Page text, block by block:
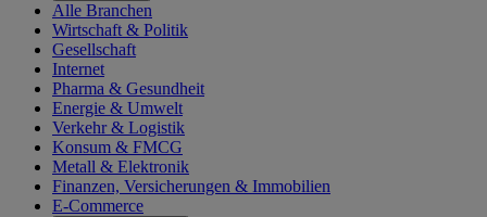
Alle Branchen
Wirtschaft & Politik
Gesellschaft
Internet
Pharma & Gesundheit
Energie & Umwelt
Verkehr & Logistik
Konsum & FMCG
Metall & Elektronik
Finanzen, Versicherungen & Immobilien
E-Commerce